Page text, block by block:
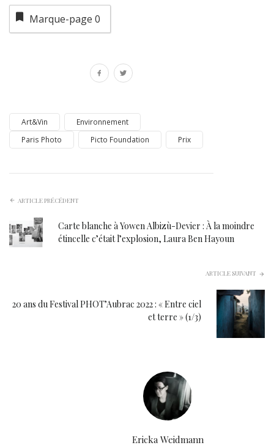
Marque-page 0
Art&Vin
Environnement
Paris Photo
Picto Foundation Prix
ARTICLE PRÉCÉDENT
Carte blanche à Yowen Albizù-Devier : À la moindre
étincelle c’était l’explosion, Laura Ben Hayoun
ARTICLE SUIVANT
20 ans du Festival PHOT’Aubrac 2022 : « Entre ciel
et terre » (1/3)
Ericka Weidmann